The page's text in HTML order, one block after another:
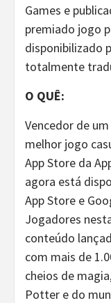
Games e
premiado jogo
disponibilizado
totalmente
O QUÊ:
Vencedor de
melhor jogo
App Store da
agora está
App Store e
Jogadores
conteúdo
com mais de
cheios de
Potter e do